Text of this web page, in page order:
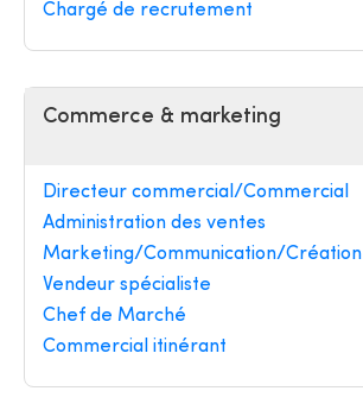
Chargé de recrutement
Commerce & marketing
Directeur commercial/Commercial
Administration des ventes
Marketing/Communication/Création
Vendeur spécialiste
Chef de Marché
Commercial itinérant